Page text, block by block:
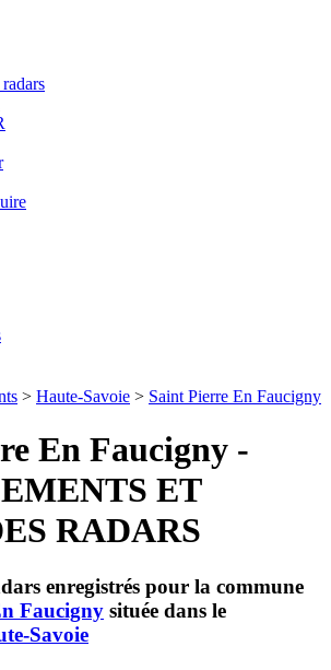
> Haute-Savoie > Saint Pierre En Faucigny
En Faucigny -
ET
RADARS
enregistrés pour la commune
Faucigny située dans le
Savoie